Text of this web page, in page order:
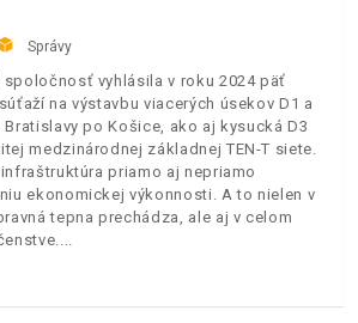
Správy
vyhlásila v roku 2024 päť
na výstavbu viacerých úsekov D1 a
Bratislavy po Košice, ako aj kysucká D3
medzinárodnej základnej TEN-T siete.
priamo aj nepriamo
ekonomickej výkonnosti. A to nielen v
tepna prechádza, ale aj v celom